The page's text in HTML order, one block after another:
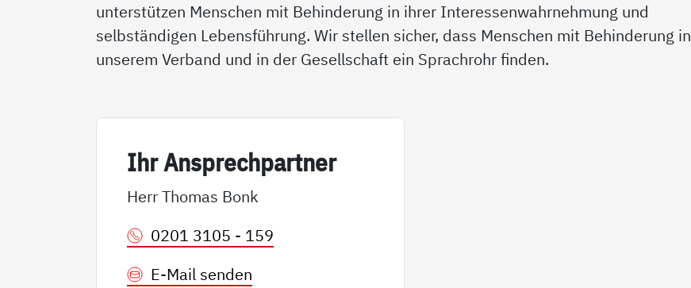
unterstützen Menschen mit Behinderung in ihrer Interessenwahrnehmung und
selbständigen Lebensführung. Wir stellen sicher, dass Menschen mit Behinderung in
unserem Verband und in der Gesellschaft ein Sprachrohr finden.
Ihr An­sp­rech­part­ner
Herr Thomas Bonk
0201 3105 - 159
E-Mail senden